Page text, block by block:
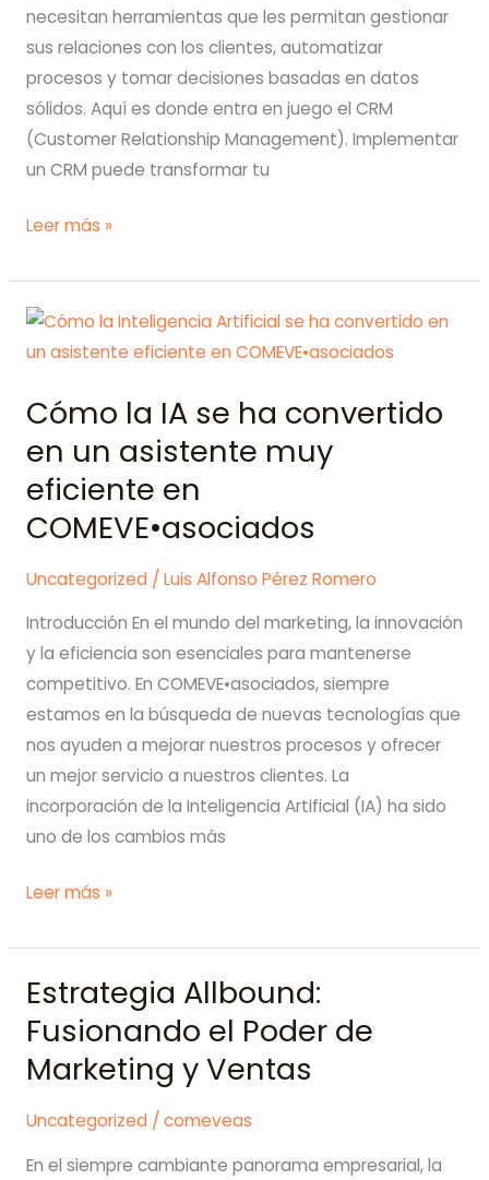
necesitan herramientas que les permitan gestionar
sus relaciones con los clientes, automatizar
procesos y tomar decisiones basadas en datos
sólidos. Aquí es donde entra en juego el CRM
(Customer Relationship Management). Implementar
un CRM puede transformar tu
La
de
la
implementación
un
en
la
automatización
marketing,
campañas
publicitarias
efectivas
y
análisis
rápido
de
datos
Leer más »
Cómo la IA se ha convertido
en un asistente muy
eficiente en
COMEVE•asociados
Uncategorized/ Luis Alfonso Pérez Romero
Introducción En el mundo del marketing, la innovación
y la eficiencia son esenciales para mantenerse
competitivo. En COMEVE•asociados, siempre
estamos en la búsqueda de nuevas tecnologías que
nos ayuden a mejorar nuestros procesos y ofrecer
un mejor servicio a nuestros clientes. La
incorporación de la Inteligencia Artificial (IA) ha sido
uno de los cambios más
Cómo
IA
se
convertido
en
asistente
muy
Leer más »
Estrategia Allbound:
Fusionando el Poder de
Marketing y Ventas
Uncategorized/ comeveas
En el siempre cambiante panorama empresarial, la